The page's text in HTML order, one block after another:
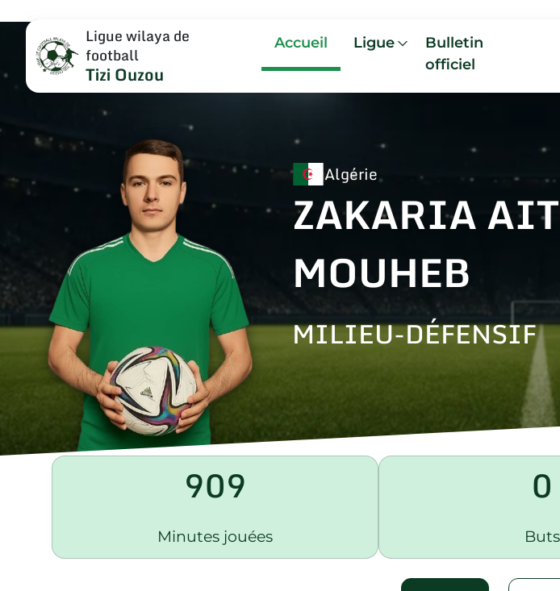
Ligue wilaya de
football
Tizi Ouzou
Accueil Ligue
Bulletin
officiel
Algérie
ZAKARIA AIT
MOUHEB
MILIEU-DÉFENSIF
909
Minutes jouées
0
Buts